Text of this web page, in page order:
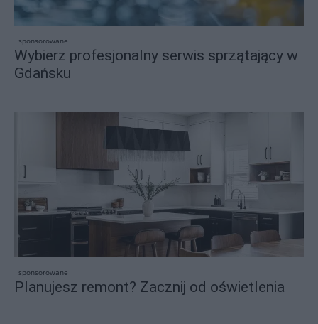
sponsorowane
Wybierz profesjonalny serwis sprzątający w
Gdańsku
sponsorowane
Planujesz remont? Zacznij od oświetlenia